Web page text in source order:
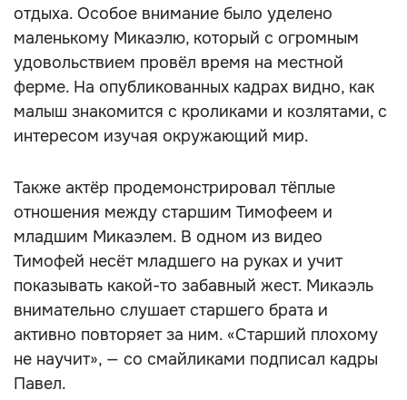
отдыха. Особое внимание было уделено
маленькому Микаэлю, который с огромным
удовольствием провёл время на местной
ферме. На опубликованных кадрах видно, как
малыш знакомится с кроликами и козлятами, с
интересом изучая окружающий мир.
Также актёр продемонстрировал тёплые
отношения между старшим Тимофеем и
младшим Микаэлем. В одном из видео
Тимофей несёт младшего на руках и учит
показывать какой-то забавный жест. Микаэль
внимательно слушает старшего брата и
активно повторяет за ним. «Старший плохому
не научит», — со смайликами подписал кадры
Павел.